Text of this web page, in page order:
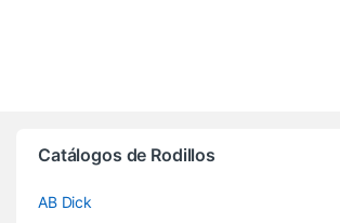
Catálogos de Rodillos
AB Dick